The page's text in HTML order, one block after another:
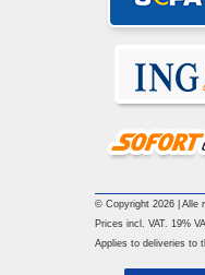
© Copyright 2026 | Alle
Prices incl. VAT. 19%
Applies to deliveries to